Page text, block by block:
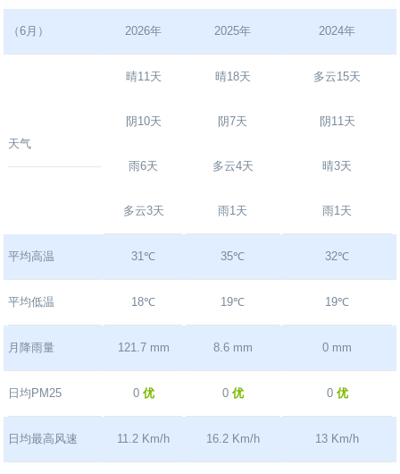
（6月） 2026年 2025年 2024年
天气
晴11天
阴10天
雨6天
多云3天
晴18天
阴7天
多云4天
雨1天
多云15天
阴11天
晴3天
雨1天
平均高温 31℃ 35℃ 32℃
平均低温 18℃ 19℃ 19℃
月降雨量 121.7 mm 8.6 mm 0 mm
日均PM25 0 优 0 优 0 优
日均最高风速 11.2 Km/h 16.2 Km/h 13 Km/h